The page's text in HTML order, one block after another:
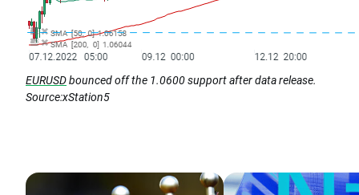
EURUSDbounced off the 1.0600 support after data release.
Source:xStation5